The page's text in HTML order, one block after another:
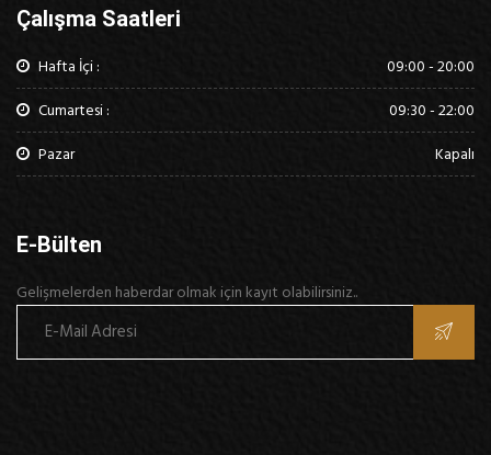
Çalışma Saatleri
Hafta İçi :
09:00 - 20:00
Cumartesi :
09:30 - 22:00
Pazar
Kapalı
E-Bülten
Gelişmelerden haberdar olmak için kayıt olabilirsiniz..